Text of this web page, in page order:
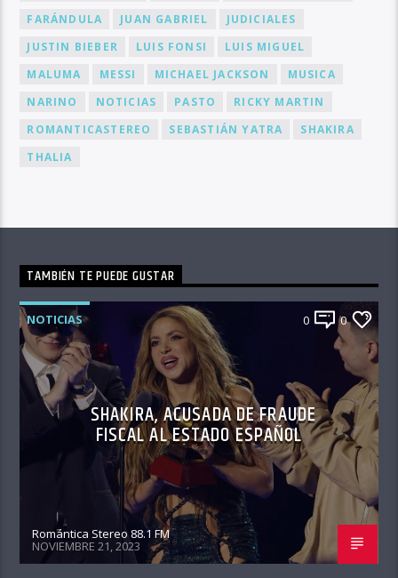
FARÁNDULA
JUAN GABRIEL
JUDICIALES
JUSTIN BIEBER
LUIS FONSI
LUIS MIGUEL
MALUMA
MESSI MICHAEL JACKSON
MUSICA
NARINO
NOTICIAS PASTO
RICKY MARTIN
ROMANTICASTEREO
SEBASTIÁN YATRA
SHAKIRA
THALIA
TAMBIÉN TE PUEDE GUSTAR
NOTICIAS 0 0
SHAKIRA, ACUSADA DE FRAUDE
FISCAL AL ESTADO ESPAÑOL
Romántica Stereo 88.1 FM
NOVIEMBRE 21, 2023